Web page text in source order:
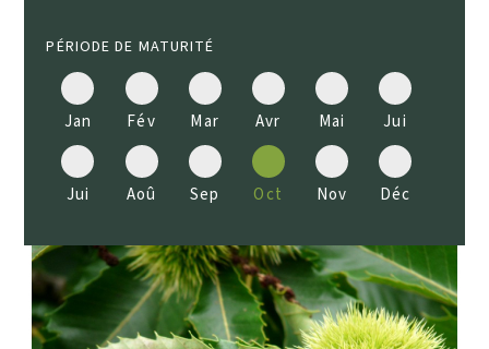
PÉRIODE DE MATURITÉ
Jan Fév Mar Avr Mai Jui
Jui Aoû Sep Oct Nov Déc